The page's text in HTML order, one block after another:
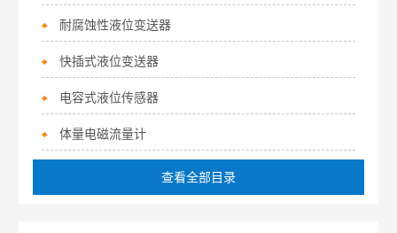
耐腐蚀性液位变送器
快插式液位变送器
电容式液位传感器
体量电磁流量计
查看全部目录